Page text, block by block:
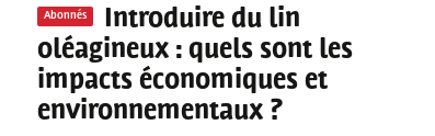
Abonnés
Introduire du lin
oléagineux : quels sont les
impacts économiques et
environnementaux ?